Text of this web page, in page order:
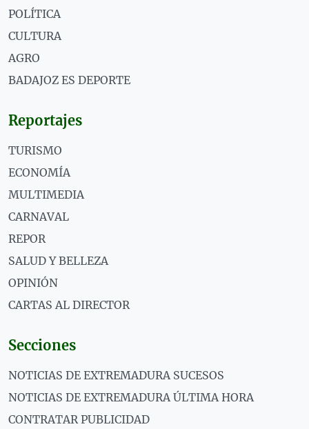
POLÍTICA
CULTURA
AGRO
BADAJOZ ES DEPORTE
Reportajes
TURISMO
ECONOMÍA
MULTIMEDIA
CARNAVAL
REPOR
SALUD Y BELLEZA
OPINIÓN
CARTAS AL DIRECTOR
Secciones
NOTICIAS DE EXTREMADURA SUCESOS
NOTICIAS DE EXTREMADURA ÚLTIMA HORA
CONTRATAR PUBLICIDAD